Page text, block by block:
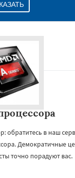
обратитесь в наш
Демократичные
точно порадуют вас.